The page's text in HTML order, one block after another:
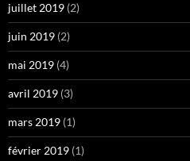
juillet 2019 (2)
juin 2019 (2)
mai 2019 (4)
avril 2019 (3)
mars 2019 (1)
février 2019 (1)